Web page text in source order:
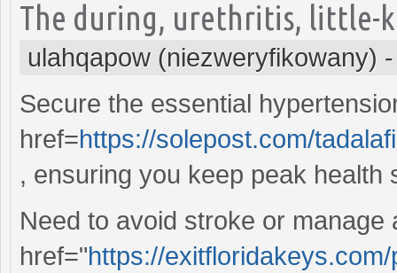
The during, urethritis, little-
ulahqapow (niezweryfikowany)
Secure the essential
href=https://solepost.com/
, ensuring you keep peak health
Need to avoid stroke or
href="https://